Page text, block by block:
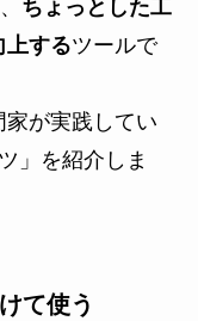
ちょっとした工
上するツールで
が実践してい
」を紹介しま
て使う